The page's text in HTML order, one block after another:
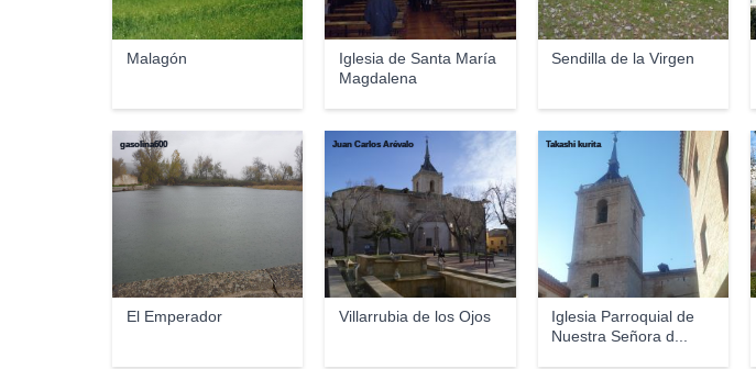
Malagón
Iglesia de Santa María
Magdalena
Sendilla de la Virgen
El Emperador
gasolina600
Villarrubia de los Ojos
Juan Carlos Arévalo
Iglesia Parroquial de
Nuestra Señora d...
Takashi kurita